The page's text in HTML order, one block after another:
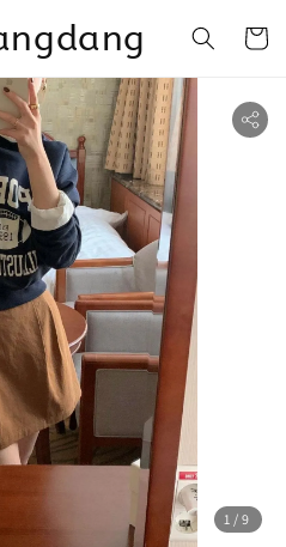
1 /9